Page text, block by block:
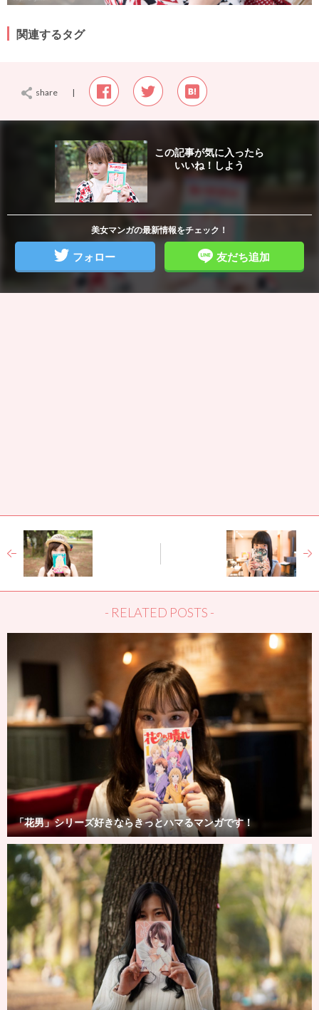
関連するタグ
share |
この記事が気に入ったら
いいね！しよう
美女マンガの最新情報をチェック！
フォロー 友だち追加
- RELATED POSTS -
「花男」シリーズ好きならきっとハマるマンガです！